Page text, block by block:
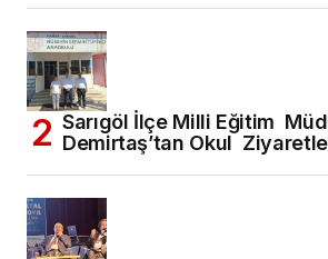
Sarıgöl İlçe Milli Eğitim
Demirtaş’tan Okul